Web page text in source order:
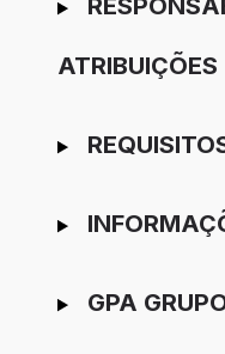
ATRIBUIÇÕES
GPA